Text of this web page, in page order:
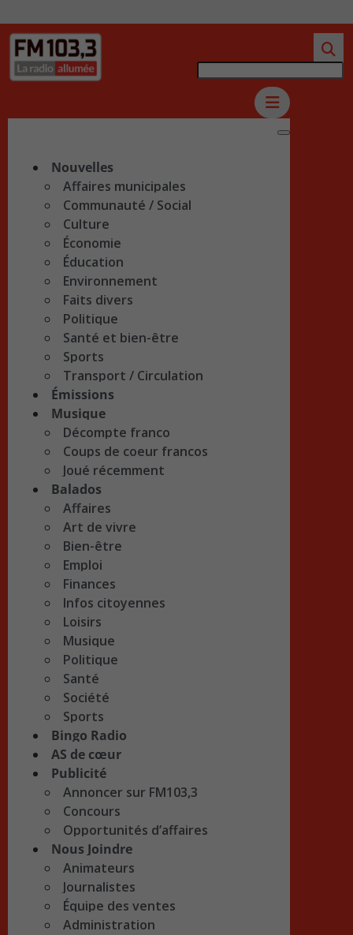
Nouvelles
Affaires municipales
Communauté / Social
Culture
Économie
Éducation
Environnement
Faits divers
Politique
Santé et bien-être
Sports
Transport / Circulation
Émissions
Musique
Décompte franco
Coups de coeur francos
Joué récemment
Balados
Affaires
Art de vivre
Bien-être
Emploi
Finances
Infos citoyennes
Loisirs
Musique
Politique
Santé
Société
Sports
Bingo Radio
AS de cœur
Publicité
Annoncer sur FM103,3
Concours
Opportunités d’affaires
Nous Joindre
Animateurs
Journalistes
Équipe des ventes
Administration